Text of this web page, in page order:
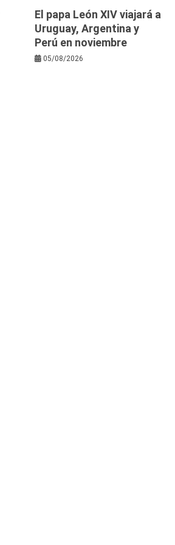
El papa León XIV viajará a
Uruguay, Argentina y
Perú en noviembre
05/08/2026